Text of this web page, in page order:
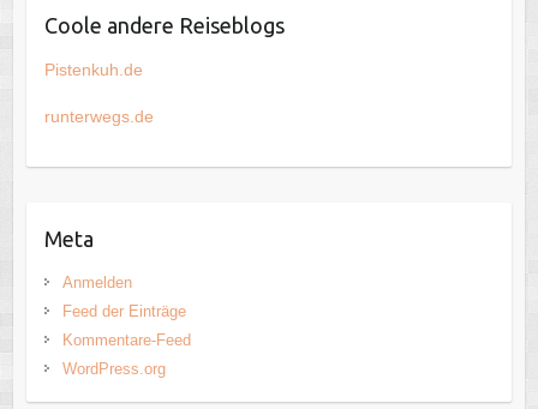
Coole andere Reiseblogs
Pistenkuh.de
runterwegs.de
Meta
Anmelden
Feed der Einträge
Kommentare-Feed
WordPress.org